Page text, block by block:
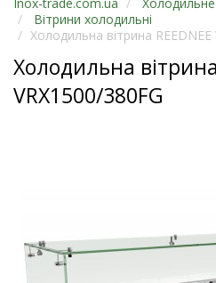
Вітрини холодильні
Холодильна вітрина REEDNEE
Холодильна вітрина
VRX1500/380FG